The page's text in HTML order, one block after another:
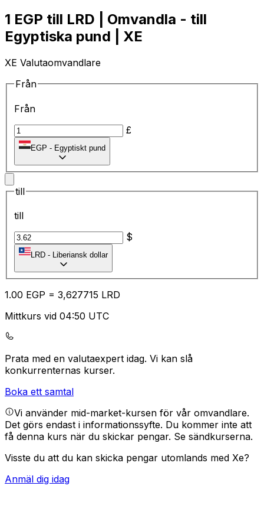
1 EGP till LRD | Omvandla - till
Egyptiska pund | XE
XE Valutaomvandlare
Från
Från
£
EGP - Egyptiskt pund
till
till
$
LRD - Liberiansk dollar
1.00 EGP = 3,627715 LRD
Mittkurs vid 04:50 UTC
Prata med en valutaexpert idag. Vi kan slå
konkurrenternas kurser.
Boka ett samtal
Vi använder mid-market-kursen för vår omvandlare.
Det görs endast i informationssyfte. Du kommer inte att
få denna kurs när du skickar pengar. Se sändkurserna.
Visste du att du kan skicka pengar utomlands med Xe?
Anmäl dig idag